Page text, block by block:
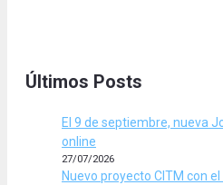
Últimos Posts
El 9 de septiembre, nueva
online
27/07/2026
Nuevo proyecto CITM con